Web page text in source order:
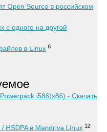
Open Source в российском
с одного на другой
в Linux 6
i586(x86) - Скачать
HSDPA в Mandriva Linux 12